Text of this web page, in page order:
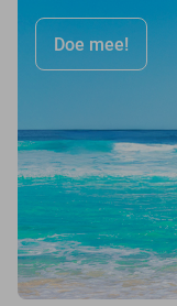
Doe mee!